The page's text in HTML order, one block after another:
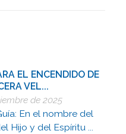
EL ENCENDIDO DE
VEL...
de 2025
En el nombre del
Hijo y del Espíritu ...